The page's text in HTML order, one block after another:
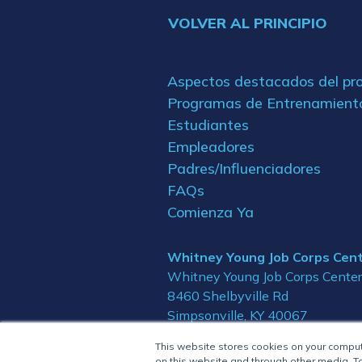
This website stores cookies on your
VOLVER AL PRINCIPIO
Aspectos destacados del
Programas de
Estudiantes
Empleadores
Padres/Influenciadores
FAQs
Comienza Ya
Whitney Young Job Corps
Whitney Young Job Corps Center
8460 Shelbyville Rd
Simpsonville, KY 40067